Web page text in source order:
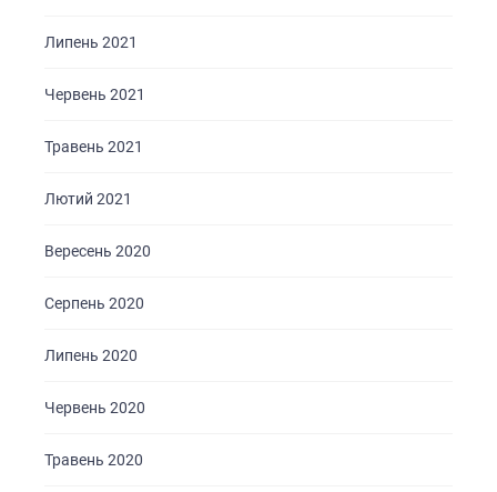
Липень 2021
Червень 2021
Травень 2021
Лютий 2021
Вересень 2020
Серпень 2020
Липень 2020
Червень 2020
Травень 2020